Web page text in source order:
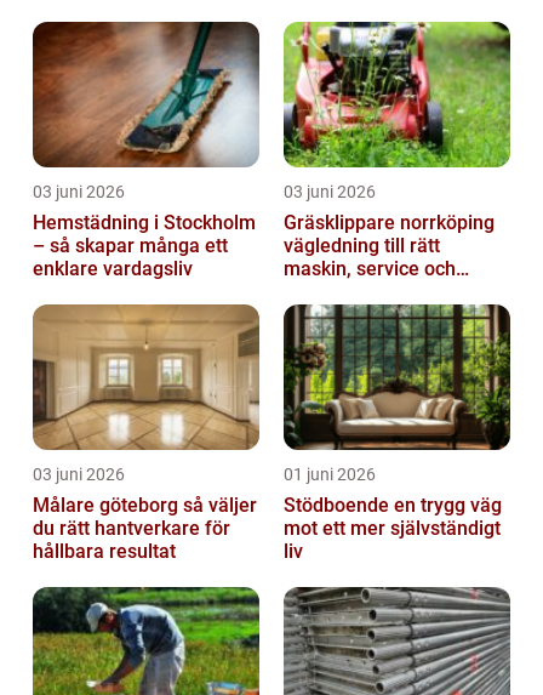
03 juni 2026
Hemstädning i Stockholm
– så skapar många ett
enklare vardagsliv
03 juni 2026
Gräsklippare norrköping
vägledning till rätt
maskin, service och
03 juni 2026
Målare göteborg så väljer
du rätt hantverkare för
hållbara resultat
01 juni 2026
Stödboende en trygg väg
mot ett mer självständigt
liv